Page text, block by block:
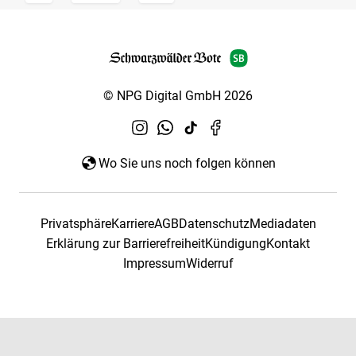
© NPG Digital GmbH 2026
Wo Sie uns noch folgen können
PrivatsphäreKarriereAGBDatenschutzMediadaten
Erklärung zur BarrierefreiheitKündigungKontakt
ImpressumWiderruf